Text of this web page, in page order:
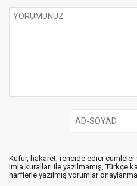
Küfür, hakaret, rencide edici cümleler
imla kuralları ile yazılmamış, Türkçe
harflerle yazılmış yorumlar